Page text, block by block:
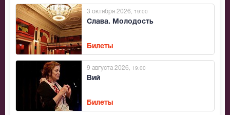
Слава. Молодость
3 октября 2026 , 19:00
Билеты
Вий
9 августа 2026 , 19:00
Билеты